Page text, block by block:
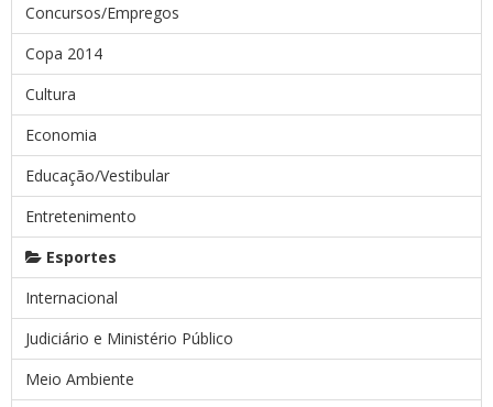
Concursos/Empregos
Copa 2014
Cultura
Economia
Educação/Vestibular
Entretenimento
Esportes
Internacional
Judiciário e Ministério Público
Meio Ambiente